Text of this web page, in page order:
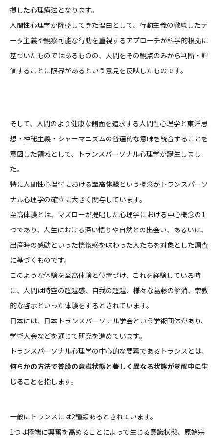
拠した心理療法となります。
人間性心理学が隆盛してきた理由として、行動主義の徹底したデ
ータ主義や観察可能な行動を重視するアプローチが科学的根拠に
基づいたものではあるものの、人間をその観点のみから判断・評
価することに限界があるという意見を反映したものです。
そして、人間のより健康な側面を追求する人間性心理学と東洋思
想・神秘主義・シャーマニズムの普遍的な意味を統合することを
意図した領域として、トランスパーソナル心理学が誕生しまし
た。
特に人間性心理学における至高体験という概念がトランスパーソ
ナル心理学の確立に大きく関与しています。
至高体験とは、マズローが提唱した心理学における中心概念の1
つであり、人生における深い悟りや自然との出会い、あるいは、
出産時の感動といった恍惚感を味わった人たちを対象とした調査
に基づくものです。
このような体験を至高体験と位置づけ、これを経験している時
に、人間は時空の超越感、自我の超越、様々な葛藤の解消、宗教
的な啓示といった体験をするとされています。
日本には、日本トランスパーソナル学会という学術団体があり、
学術大会などを通じて研究を進めています。
トランスパーソナル心理学の中心的な要素であるトランスとは、
何らかの方法で普段の意識状態と著しく異なる状態が覚醒中に生
じることを指します。
一般にトランスには2種類あるとされています。
1つは極端に興奮を高めることによって生じる意識状態、原始宗